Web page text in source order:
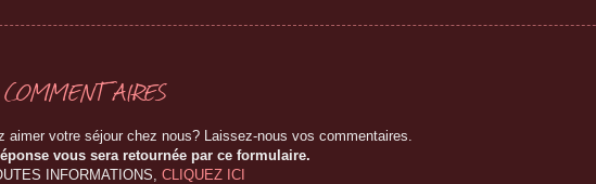
COMMENTAIRES
aimer votre séjour chez nous? Laissez-nous vos commentaires.
vous sera retournée par ce formulaire.
INFORMATIONS, CLIQUEZ ICI